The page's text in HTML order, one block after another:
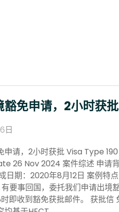
豁免申请，2小时获批
日
申请，2小时获批 Visa Type
26 Nov 2024 案件综述 申请
日期：2020年8月12日 案例特
要事回国，委托我们申请出境
即收到豁免获批邮件。 获批信